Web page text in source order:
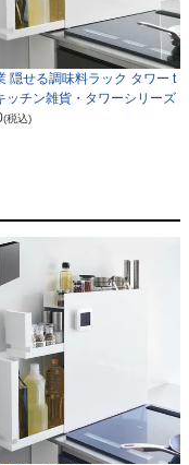
隠せる調味料ラック タワー t
ッチン雑貨・タワーシリーズ
(税込)